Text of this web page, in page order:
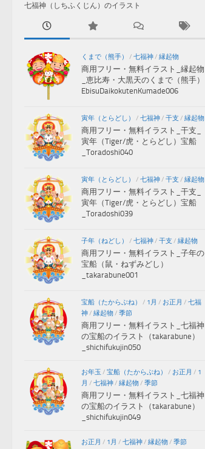
七福神（しちふくじん）のイラスト
くまで（熊手） / 七福神/ 縁起物
商用フリー・無料イラスト_縁起物
_恵比寿・大黒天のくまで（熊手）
EbisuDaikokutenKumade006
寅年（とらどし） / 七福神/ 干支 / 縁起物
商用フリー・無料イラスト_干支_
寅年（Tiger/虎・とらどし）宝船
_Toradoshi040
寅年（とらどし） / 七福神/ 干支 / 縁起物
商用フリー・無料イラスト_干支_
寅年（Tiger/虎・とらどし）宝船
_Toradoshi039
子年（ねどし） / 七福神/ 干支 / 縁起物
商用フリー・無料イラスト_子年の
宝船（鼠・ねずみどし）
_takarabune001
宝船（たからぶね） / 1月 / お正月 / 七福
神/ 縁起物/ 季節
商用フリー・無料イラスト_七福神
の宝船のイラスト（takarabune）
_shichifukujin050
お年玉 / 宝船（たからぶね） / お正月 / 1
月 / 七福神/ 縁起物/ 季節
商用フリー・無料イラスト_七福神
の宝船のイラスト（takarabune）
_shichifukujin049
お正月 / 1月 / 七福神/ 縁起物/ 季節